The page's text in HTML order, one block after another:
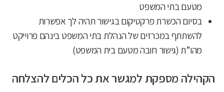
מטעם בתי המשפט
בסיום הכשרת פרקטיקום בגישור תהיה לך אפשרות
להשתתף במכרזים של הנהלת בתי המשפט בינהם פרוייקט
מהו”ת (גישור חובה מטעם בית המשפט)
הקהילה מספקת למגשר את כל הכלים להצלחה